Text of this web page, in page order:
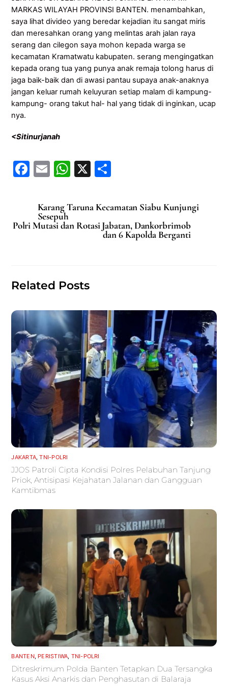
MARKAS WILAYAH PROVINSI BANTEN. menambahkan,
saya lihat divideo yang beredar kejadian itu sangat miris
dan meresahkan orang yang melintas arah jalan raya
serang dan cilegon saya mohon kepada warga se
kecamatan Kramatwatu kabupaten. serang mengingatkan
kepada orang tua yang punya anak remaja tolong harus di
jaga baik-baik dan di awasi pantau supaya anak-anaknya
jangan keluar rumah keluyuran setiap malam di kampung-
kampung- orang takut hal- hal yang tidak di inginkan, ucap
nya.
<Sitinurjanah
F
c
e
b
k
E
ai
l
W
at
s
A
X
ar
Karang Taruna Kecamatan Siabu Kunjungi
Sesepuh
Polri Mutasi dan Rotasi Jabatan, Dankorbrimob
dan 6 Kapolda Berganti
Related Posts
JAKARTA,TNI-POLRI
JJOS Patroli Cipta Kondisi Polres Pelabuhan Tanjung
Priok, Antisipasi Kejahatan Jalanan dan Gangguan
Kamtibmas
BANTEN, PERISTIWA, TNI-POLRI
Ditreskrimum Polda Banten Tetapkan Dua Tersangka
Kasus Aksi Anarkis dan Penghasutan di Balaraja